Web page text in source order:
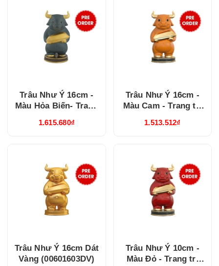
Trâu Như Ý 16cm -
Màu Hỏa Biến- Trang
(00601603GM3V)
1.615.680₫
Trâu Như Ý 16cm -
Màu Cam - Trang trí
(00601603CAV)
1.513.512₫
Trâu Như Ý 16cm Dát
Vàng (00601603DV)
Trâu Như Ý 10cm -
Màu Đỏ - Trang trí